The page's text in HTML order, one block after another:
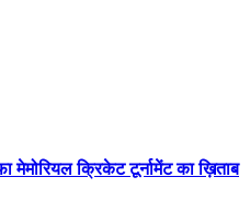
मेमोरियल क्रिकेट टूर्नामेंट का ख़िताब